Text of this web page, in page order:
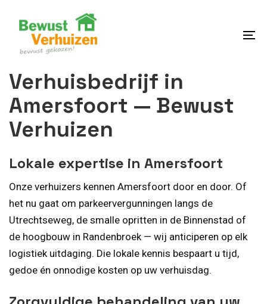
content
Verhuisbedrijf in
Amersfoort — Bewust
Verhuizen
Lokale expertise in Amersfoort
Onze verhuizers kennen Amersfoort door en door. Of
het nu gaat om parkeervergunningen langs de
Utrechtseweg, de smalle opritten in de Binnenstad of
de hoogbouw in Randenbroek — wij anticiperen op elk
logistiek uitdaging. Die lokale kennis bespaart u tijd,
gedoe én onnodige kosten op uw verhuisdag.